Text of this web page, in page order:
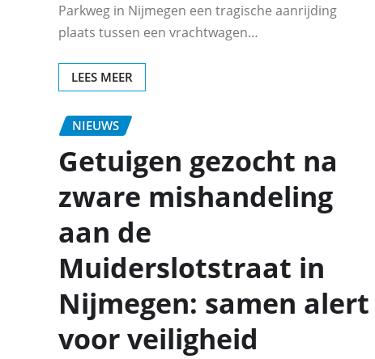
Parkweg in Nijmegen een tragische aanrijding
plaats tussen een vrachtwagen…
LEES MEER
NIEUWS
Getuigen gezocht na
zware mishandeling
aan de
Muiderslotstraat in
Nijmegen: samen alert
voor veiligheid